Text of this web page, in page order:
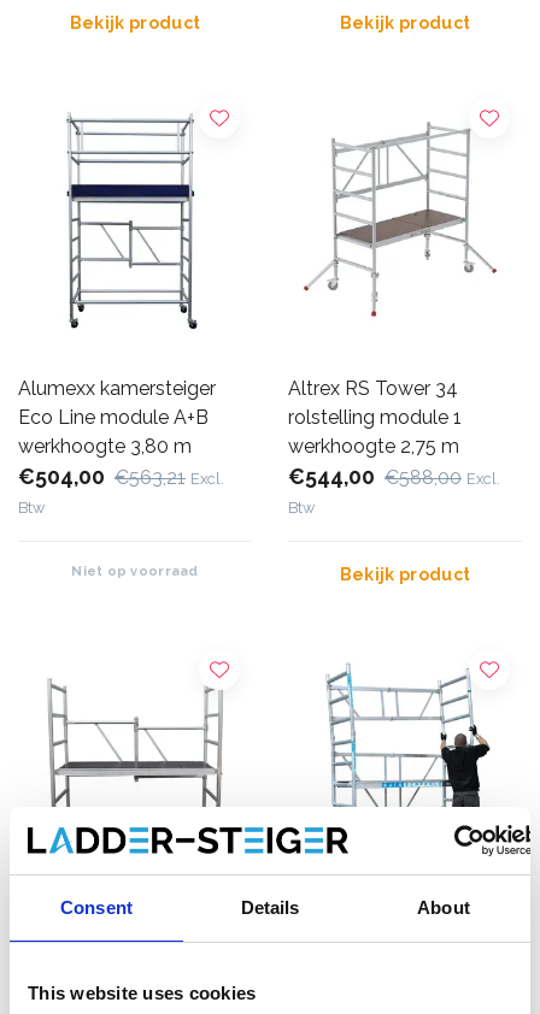
Consent Details About
This website uses cookies
Bekijk product Bekijk product
Alumexx kamersteiger
Eco Line module A+B
werkhoogte 3,80 m
€504,00 €563,21 Excl.
Btw
Niet op voorraad
Altrex RS Tower 34
rolstelling module 1
werkhoogte 2,75 m
€544,00 €588,00 Excl.
Btw
Bekijk product
Alumexx kamersteiger
werkhoogte 3 m
Kamersteiger